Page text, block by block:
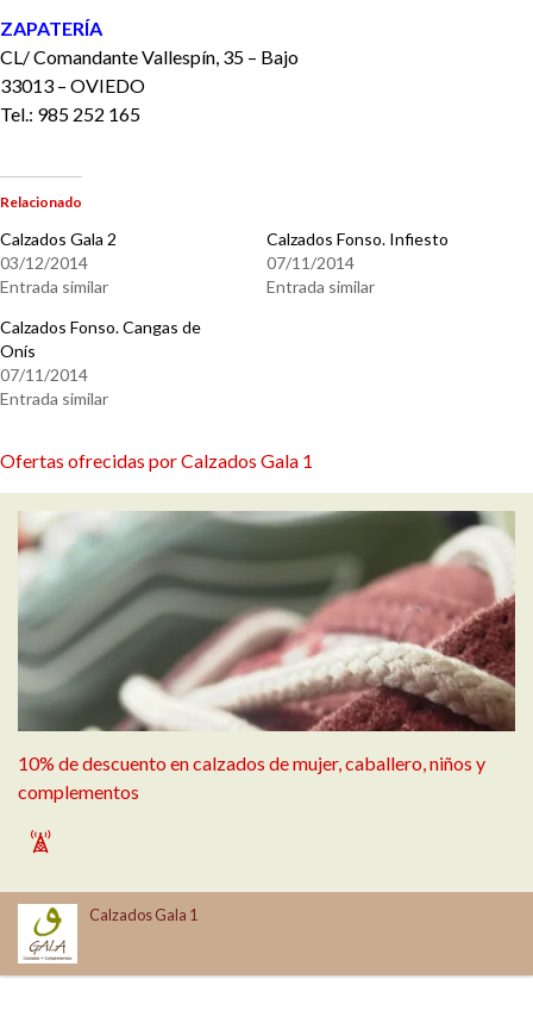
ZAPATERÍA
CL/ Comandante Vallespín, 35 – Bajo
33013 – OVIEDO
Tel.: 985 252 165
Relacionado
Calzados Gala 2
03/12/2014
Entrada similar
Calzados Fonso. Infiesto
07/11/2014
Entrada similar
Calzados Fonso. Cangas de
Onís
07/11/2014
Entrada similar
Ofertas ofrecidas por Calzados Gala 1
10% de descuento en calzados de mujer, caballero, niños y
complementos
`
Calzados Gala 1